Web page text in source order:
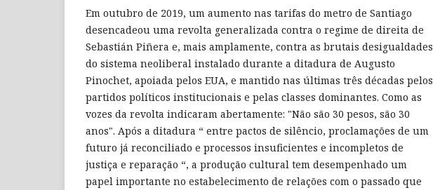
Em outubro de 2019, um aumento nas tarifas do metro de Santiago
desencadeou uma revolta generalizada contra o regime de direita de
Sebastián Piñera e, mais amplamente, contra as brutais desigualdades
do sistema neoliberal instalado durante a ditadura de Augusto
Pinochet, apoiada pelos EUA, e mantido nas últimas três décadas pelos
partidos políticos institucionais e pelas classes dominantes. Como as
vozes da revolta indicaram abertamente: "Não são 30 pesos, são 30
anos". Após a ditadura “ entre pactos de silêncio, proclamações de um
futuro já reconciliado e processos insuficientes e incompletos de
justiça e reparação “, a produção cultural tem desempenhado um
papel importante no estabelecimento de relações com o passado que